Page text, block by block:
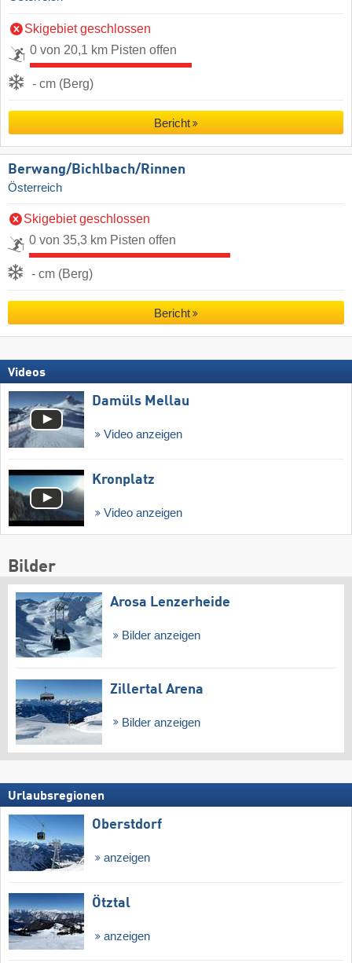
Skigebiet geschlossen
0 von 20,1 km Pisten offen
- cm (Berg)
Bericht
Berwang/​Bichlbach/​Rinnen
Österreich
Skigebiet geschlossen
0 von 35,3 km Pisten offen
- cm (Berg)
Bericht
Videos
Damüls Mellau
Video anzeigen
Kronplatz
Video anzeigen
Bilder
Arosa Lenzerheide
Bilder anzeigen
Zillertal Arena
Bilder anzeigen
Urlaubsregionen
Oberstdorf
anzeigen
Ötztal
anzeigen